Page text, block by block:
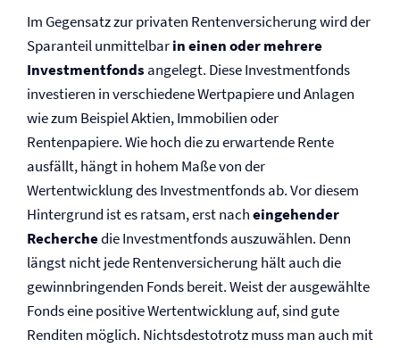
Im Gegensatz zur privaten Renten­versicherung wird der
Sparanteil unmittelbarin einen oder mehrere
Investmentfonds angelegt. Diese Investmentfonds
investieren in verschiedene Wertpapiere und Anlagen
wie zum Beispiel Aktien, Immobilien oder
Rentenpapiere. Wie hoch die zu erwartende Rente
ausfällt, hängt in hohem Maße von der
Wertentwicklung des Investmentfonds ab. Vor diesem
Hintergrund ist es ratsam, erst nacheingehender
Recherchedie Investmentfonds auszuwählen. Denn
längst nicht jede Renten­versicherung hält auch die
gewinnbringenden Fonds bereit. Weist der ausgewählte
Fonds eine positive Wertentwicklung auf, sind gute
Renditen möglich. Nichtsdestotrotz muss man auch mit